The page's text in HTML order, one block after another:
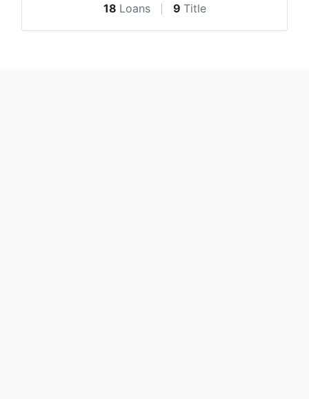
18 Loans 9 Title